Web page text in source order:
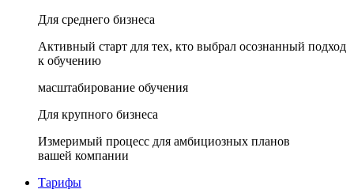
Для среднего бизнеса
Активный старт для тех, кто выбрал осознанный подход
к обучению
масштабирование обучения
Для крупного бизнеса
Измеримый процесс для амбициозных планов
вашей компании
Тарифы